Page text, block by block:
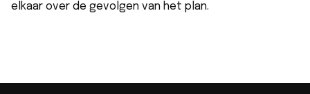
elkaar over de gevolgen van het plan.